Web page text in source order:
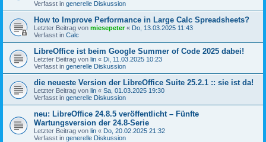
Verfasst in generelle Diskussion
How to Improve Performance in Large Calc Spreadsheets?
Letzter Beitrag von miesepeter« Do, 13.03.2025 11:43
Verfasst in Calc
LibreOffice ist beim Google Summer of Code 2025 dabei!
Letzter Beitrag von lin « Di, 11.03.2025 10:23
Verfasst in generelle Diskussion
die neueste Version der LibreOffice Suite 25.2.1 :: sie ist da!
Letzter Beitrag von lin « Sa, 01.03.2025 19:30
Verfasst in generelle Diskussion
neu: LibreOffice 24.8.5 veröffentlicht – Fünfte
Wartungsversion der 24.8-Serie
Letzter Beitrag von lin « Do, 20.02.2025 21:32
Verfasst in generelle Diskussion